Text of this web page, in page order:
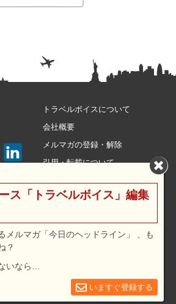
トラベルボイスについて
会社概要
メルマガの登録・解除
引用・転載について
利用規約
広告メニュー・料金
ス「トラベルボイス」編集
メルマガ「今日のヘッドライン」 、も
？
いなら…
いますぐ登録する